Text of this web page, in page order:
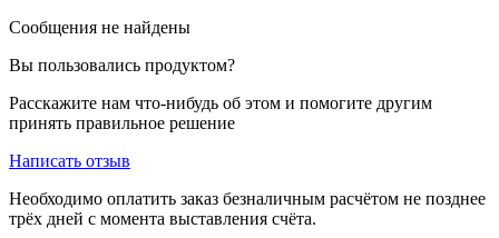
Сообщения не найдены
Вы пользовались продуктом?
Расскажите нам что-нибудь об этом и помогите другим
принять правильное решение
Написать отзыв
Необходимо оплатить заказ безналичным расчётом не позднее
трёх дней с момента выставления счёта.